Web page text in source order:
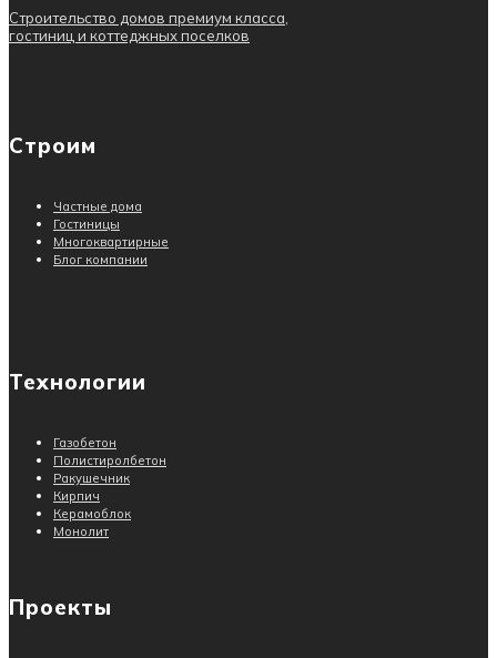
Строительство домов премиум класса,
гостиниц и коттеджных поселков
Строим
Частные дома
Гостиницы
Многоквартирные
Блог компании
Технологии
Газобетон
Полистиролбетон
Ракушечник
Кирпич
Керамоблок
Монолит
Проекты